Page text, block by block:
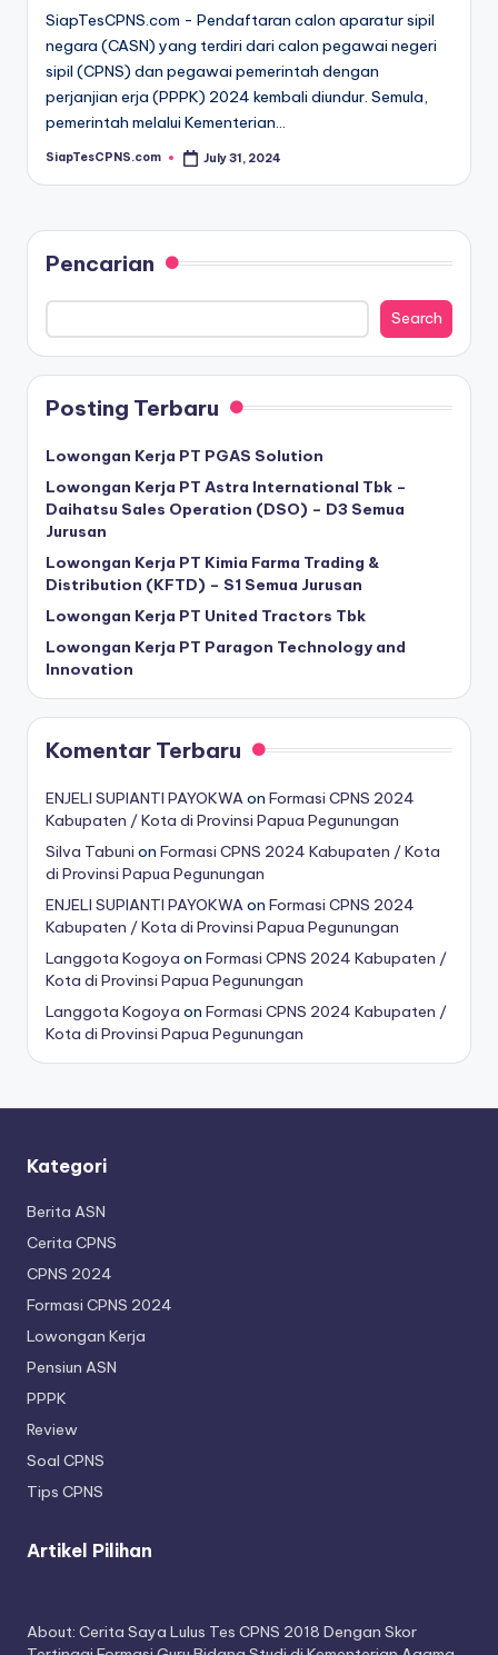
SiapTesCPNS.com - Pendaftaran calon aparatur sipil
negara (CASN) yang terdiri dari calon pegawai negeri
sipil (CPNS) dan pegawai pemerintah dengan
perjanjian erja (PPPK) 2024 kembali diundur. Semula,
pemerintah melalui Kementerian…
Posted
SiapTesCPNS.com July 31, 2024
Pencarian
Search
Posting Terbaru
Lowongan Kerja PT PGAS Solution
Lowongan Kerja PT Astra International Tbk –
Daihatsu Sales Operation (DSO) – D3 Semua
Jurusan
Lowongan Kerja PT Kimia Farma Trading &
Distribution (KFTD) – S1 Semua Jurusan
Lowongan Kerja PT United Tractors Tbk
Lowongan Kerja PT Paragon Technology and
Innovation
Komentar Terbaru
ENJELI SUPIANTI PAYOKWA on Formasi CPNS 2024
Kabupaten / Kota di Provinsi Papua Pegunungan
Silva Tabuni on Formasi CPNS 2024 Kabupaten / Kota
di Provinsi Papua Pegunungan
ENJELI SUPIANTI PAYOKWA on Formasi CPNS 2024
Kabupaten / Kota di Provinsi Papua Pegunungan
Langgota Kogoya on Formasi CPNS 2024 Kabupaten /
Kota di Provinsi Papua Pegunungan
Langgota Kogoya on Formasi CPNS 2024 Kabupaten /
Kota di Provinsi Papua Pegunungan
Kategori
Berita ASN
Cerita CPNS
CPNS 2024
Formasi CPNS 2024
Lowongan Kerja
Pensiun ASN
PPPK
Review
Soal CPNS
Tips CPNS
Artikel Pilihan
About: Cerita Saya Lulus Tes CPNS 2018 Dengan Skor